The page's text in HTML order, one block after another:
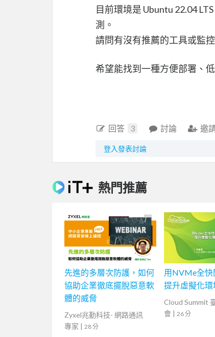
目前環境是 Ubuntu 22.04
測。
請問有沒有推薦的工具或監
希望能找到一種方便部署、
回答 3 討論 邀
登入發表討論
熱門推薦
先進的多層次防護，如何
協助企業徹底擺脫惡意軟
體的威脅
Zyxel兆勤科技- 網路通訊
專家 | 28 分
用NVMe全快
提升虛擬化環
Cloud Summit
會 | 26 分